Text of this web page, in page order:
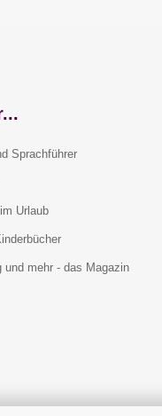
Sprachführer
Urlaub
und mehr - das Magazin